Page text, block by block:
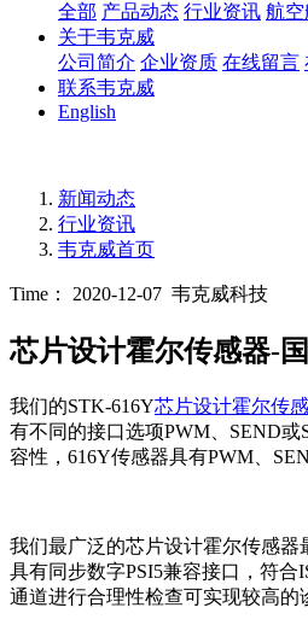
全部 产品动态 行业资讯 航空
关于韦克威
公司简介 企业资质 在线留言
联系韦克威
English
新闻动态
行业资讯
韦克威首页
Time： 2020-12-07 韦克威科技
芯片设计霍尔传感器-
我们的STK-616Y芯片设计霍尔传
有不同的接口选项PWM、SEND
容性，616Y传感器具有PWM、
我们最广泛的芯片设计霍尔传感器
具有同步数字PSI5兼容接口，符
通道进行合理性检查可实现较高的